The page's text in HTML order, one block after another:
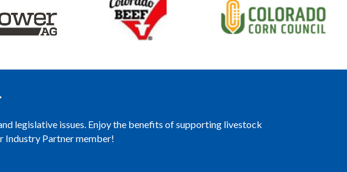
legislative issues. Enjoy the benefits of supporting livestock
Industry Partner member!